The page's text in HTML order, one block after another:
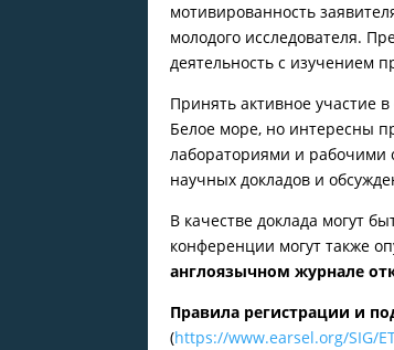
мотивированность
молодого исследователя.
деятельность с изучением
Принять активное участие
Белое море, но интересны
лабораториями и рабочими
научных докладов и
В качестве доклада могут
конференции могут также
англоязычном журнале
Правила регистрации и
(https://www.earsel.org/SIG/